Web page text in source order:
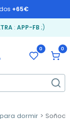
+65€
: APP-FB ;)
0 0
dormir